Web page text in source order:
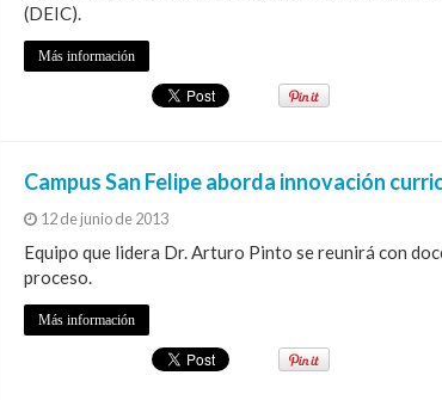
(DEIC).
Más información
Campus San Felipe aborda innovación
12 de junio de 2013
Equipo que lidera Dr. Arturo Pinto se reunirá con
proceso.
Más información